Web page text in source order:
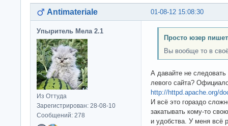
01-08-12 15:08:30
Antimateriale
Упыритель Мела 2.1
Из Оттуда
Зарегистрирован: 28-08-10
Сообщений: 278
Просто юзер
Вы вообще то в
А давайте не
левого сайта?
http://httpd.apache.org/
И всё это гораздо
закатывать кому-то
и удобства. У меня всё